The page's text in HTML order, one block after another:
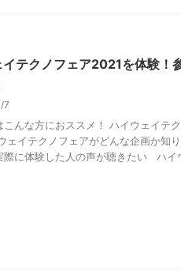
テクノフェア2021を体験！
7
こんな方におススメ！ ハイウェイテ
ェイテクノフェアがどんな企画か知
際に体験した人の声が聴きたい ハイ